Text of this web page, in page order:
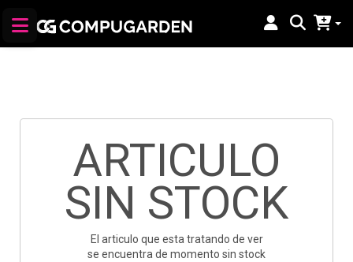
ARTICULO
SIN STOCK
El articulo que esta tratando de ver
se encuentra de momento sin stock